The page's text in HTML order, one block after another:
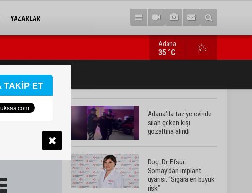
YAZARLAR
Adana’da oto kilit iş yerinde esrarengiz olay: 2 kişi hayatını
Adana
35 °C
Adana’da taziye evinde
silah çeken kişi
gözaltına alındı
Doç. Dr. Efsun
Somay’dan implant
uyarısı: “Sigara en büyük
risk”
TAKİP ET